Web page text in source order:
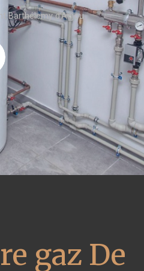
Barthélemy d'Anjou
gaz De